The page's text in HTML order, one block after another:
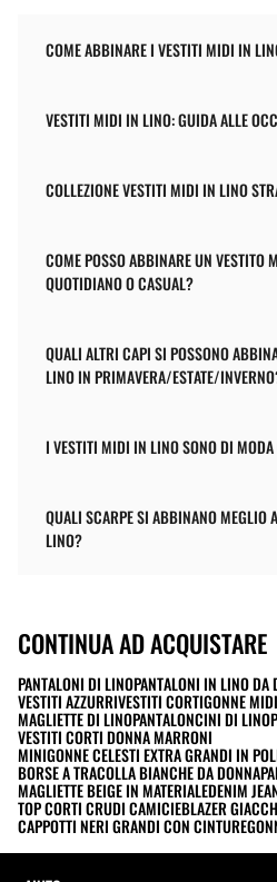
COME ABBINARE I VESTITI MIDI IN
VESTITI MIDI IN LINO: GUIDA ALLE
COLLEZIONE VESTITI MIDI IN LINO
COME POSSO ABBINARE UN VESTITO
QUOTIDIANO O CASUAL?
QUALI ALTRI CAPI SI POSSONO
LINO IN PRIMAVERA/ESTATE/
I VESTITI MIDI IN LINO SONO DI MODA
QUALI SCARPE SI ABBINANO MEGLIO
LINO?
CONTINUA AD ACQUISTARE
PANTALONI DI LINOPANTALONI IN LINO DA
VESTITI AZZURRIVESTITI CORTIGONNE
MAGLIETTE DI LINOPANTALONCINI DI LINO
VESTITI CORTI DONNA MARRONI
MINIGONNE CELESTI EXTRA GRANDI IN
BORSE A TRACOLLA BIANCHE DA DONNA
MAGLIETTE BEIGE IN MATERIALEDENIM
TOP CORTI CRUDI CAMICIEBLAZER
CAPPOTTI NERI GRANDI CON CINTURE